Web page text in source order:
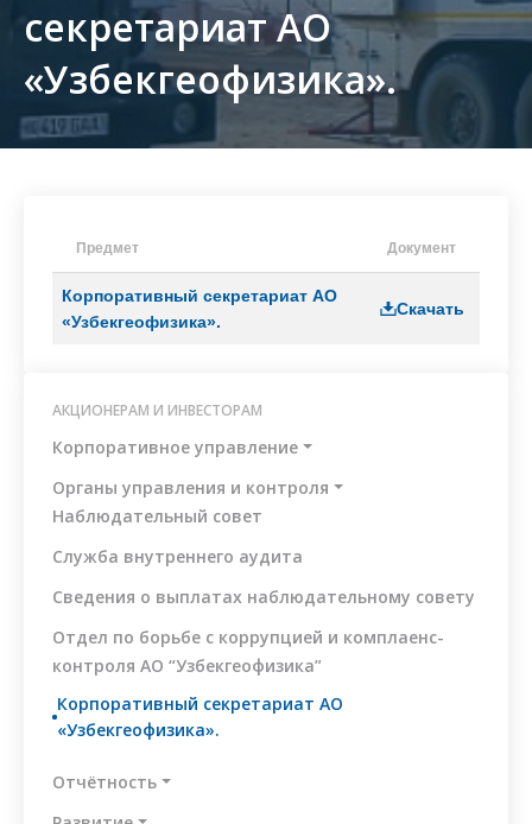
Основные
документы
противодействию
коррупции
Политика
управлению
конфликтом
интересов
приему
обработке
сообщений
Методология
идентификации
коррупционных
рисков
Отчёты
Контакты
секретариат АО
«Узбекгеофизика».
Предмет Документ
Корпоративный секретариат АО
«Узбекгеофизика».
Скачать
АКЦИОНЕРАМ И ИНВЕСТОРАМ
Корпоративное управление
Органы управления и контроля
Наблюдательный совет
Служба внутреннего аудита
Сведения о выплатах наблюдательному совету
Отдел по борьбе с коррупцией и комплаенс-
контроля АО “Узбекгеофизика”
Корпоративный секретариат АО
«Узбекгеофизика».
Отчётность